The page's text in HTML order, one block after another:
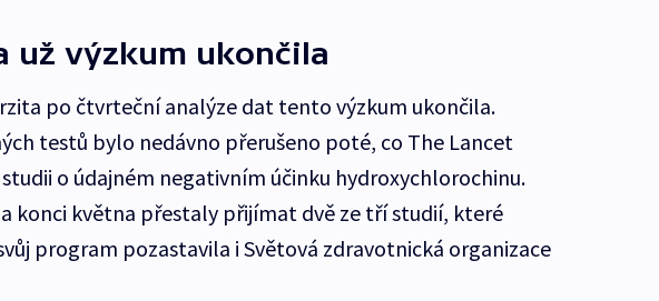
už výzkum ukončila
po čtvrteční analýze dat tento výzkum ukončila.
testů bylo nedávno přerušeno poté, co The Lancet
o údajném negativním účinku hydroxychlorochinu.
konci května přestaly přijímat dvě ze tří studií, které
program pozastavila i Světová zdravotnická organizace